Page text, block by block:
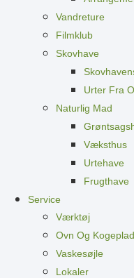
Vandreture
Filmklub
Skovhave
Urter Fra
Naturlig Mad
Væksthus
Urtehave
Frugthave
Service
Værktøj
Ovn Og
Vaskesøjle
Lokaler